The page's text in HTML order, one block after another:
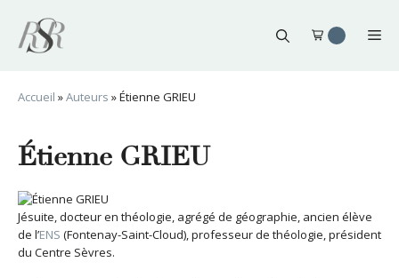
contenu
Accueil »Auteurs »Étienne GRIEU
Étienne GRIEU
Jésuite, docteur en théologie, agrégé de géographie, ancien élève
de l’ENS (Fontenay-Saint-Cloud), professeur de théologie, président
du Centre Sèvres.